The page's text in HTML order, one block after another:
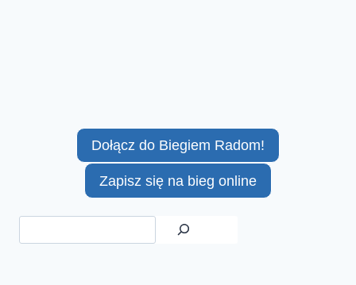
Dołącz do Biegiem Radom!
Zapisz się na bieg online
Szukaj